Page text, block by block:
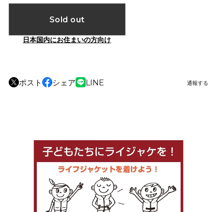
Sold out
日本国内にお住まいの方向け
ポスト シェア LINE 通報する